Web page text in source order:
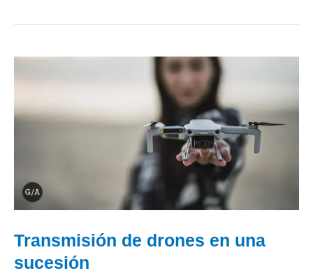
Transmisión de drones en una
sucesión
Transmisión
una